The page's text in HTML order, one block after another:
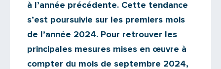
à l’année précédente. Cette tendance
s’est poursuivie sur les premiers mois
de l’année 2024. Pour retrouver les
principales mesures mises en œuvre à
compter du mois de septembre 2024,